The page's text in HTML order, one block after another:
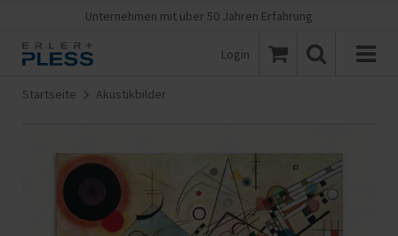
Unternehmen mit über 50 Jahren Erfahrung
Login
Startseite Akustikbilder